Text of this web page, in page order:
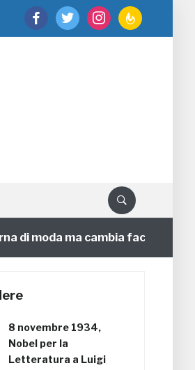
facebooktwitter instagramfeedburner
ma cambia faccia
8 novembre 1934,
Nobel per la
Letteratura a Luigi